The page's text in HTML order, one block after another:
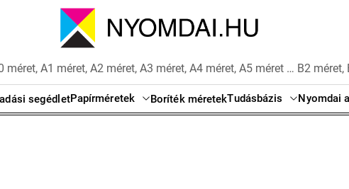
A1 méret, A2 méret, A3 méret, A4 méret, A5 méret … B2 méret,
segédletPapírméretek Boríték méretekTudásbázis Nyomdai